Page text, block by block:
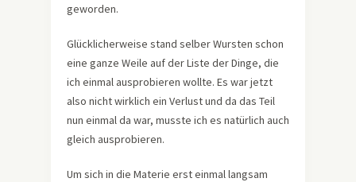
geworden.
Glücklicherweise stand selber Wursten schon
eine ganze Weile auf der Liste der Dinge, die
ich einmal ausprobieren wollte. Es war jetzt
also nicht wirklich ein Verlust und da das Teil
nun einmal da war, musste ich es natürlich auch
gleich ausprobieren.
Um sich in die Materie erst einmal langsam